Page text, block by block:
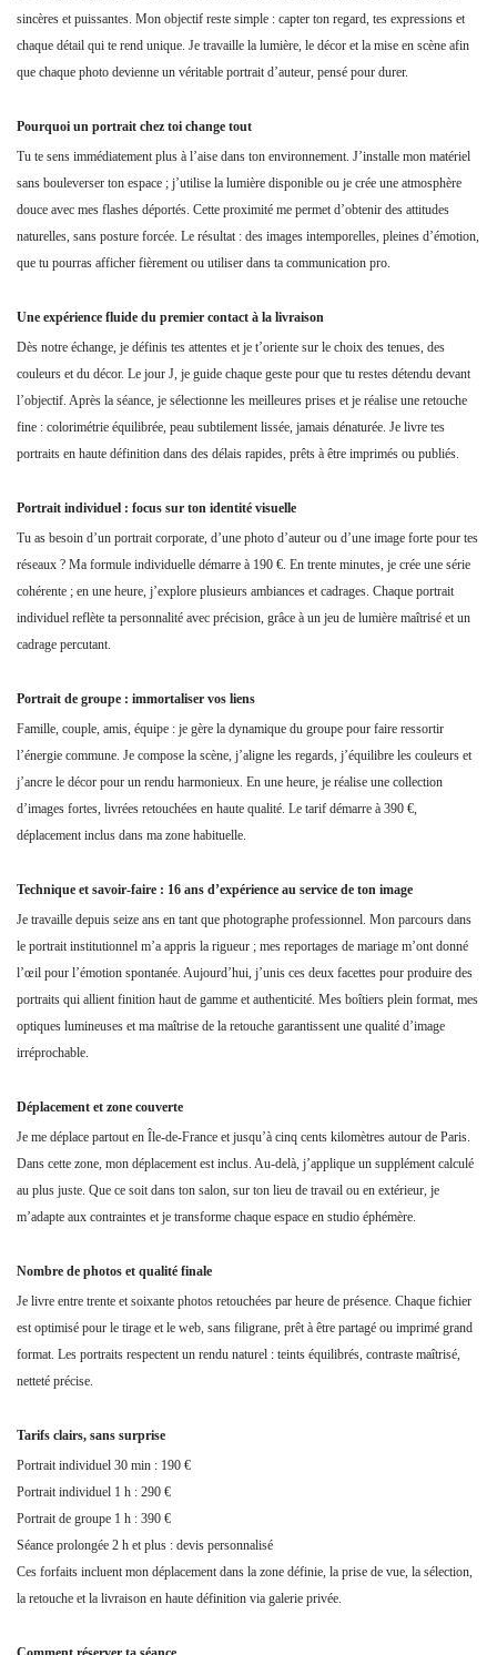
sincères et puissantes. Mon objectif reste simple : capter ton regard, tes expressions et
chaque détail qui te rend unique. Je travaille la lumière, le décor et la mise en scène afin
que chaque photo devienne un véritable portrait d’auteur, pensé pour durer.
Pourquoi un portrait chez toi change tout
Tu te sens immédiatement plus à l’aise dans ton environnement. J’installe mon matériel
sans bouleverser ton espace ; j’utilise la lumière disponible ou je crée une atmosphère
douce avec mes flashes déportés. Cette proximité me permet d’obtenir des attitudes
naturelles, sans posture forcée. Le résultat : des images intemporelles, pleines d’émotion,
que tu pourras afficher fièrement ou utiliser dans ta communication pro.
Une expérience fluide du premier contact à la livraison
Dès notre échange, je définis tes attentes et je t’oriente sur le choix des tenues, des
couleurs et du décor. Le jour J, je guide chaque geste pour que tu restes détendu devant
l’objectif. Après la séance, je sélectionne les meilleures prises et je réalise une retouche
fine : colorimétrie équilibrée, peau subtilement lissée, jamais dénaturée. Je livre tes
portraits en haute définition dans des délais rapides, prêts à être imprimés ou publiés.
Portrait individuel : focus sur ton identité visuelle
Tu as besoin d’un portrait corporate, d’une photo d’auteur ou d’une image forte pour tes
réseaux ? Ma formule individuelle démarre à 190 €. En trente minutes, je crée une série
cohérente ; en une heure, j’explore plusieurs ambiances et cadrages. Chaque portrait
individuel reflète ta personnalité avec précision, grâce à un jeu de lumière maîtrisé et un
cadrage percutant.
Portrait de groupe : immortaliser vos liens
Famille, couple, amis, équipe : je gère la dynamique du groupe pour faire ressortir
l’énergie commune. Je compose la scène, j’aligne les regards, j’équilibre les couleurs et
j’ancre le décor pour un rendu harmonieux. En une heure, je réalise une collection
d’images fortes, livrées retouchées en haute qualité. Le tarif démarre à 390 €,
déplacement inclus dans ma zone habituelle.
Technique et savoir-faire : 16 ans d’expérience au service de ton image
Je travaille depuis seize ans en tant que photographe professionnel. Mon parcours dans
le portrait institutionnel m’a appris la rigueur ; mes reportages de mariage m’ont donné
l’œil pour l’émotion spontanée. Aujourd’hui, j’unis ces deux facettes pour produire des
portraits qui allient finition haut de gamme et authenticité. Mes boîtiers plein format, mes
optiques lumineuses et ma maîtrise de la retouche garantissent une qualité d’image
irréprochable.
Déplacement et zone couverte
Je me déplace partout en Île-de-France et jusqu’à cinq cents kilomètres autour de Paris.
Dans cette zone, mon déplacement est inclus. Au-delà, j’applique un supplément calculé
au plus juste. Que ce soit dans ton salon, sur ton lieu de travail ou en extérieur, je
m’adapte aux contraintes et je transforme chaque espace en studio éphémère.
Nombre de photos et qualité finale
Je livre entre trente et soixante photos retouchées par heure de présence. Chaque fichier
est optimisé pour le tirage et le web, sans filigrane, prêt à être partagé ou imprimé grand
format. Les portraits respectent un rendu naturel : teints équilibrés, contraste maîtrisé,
netteté précise.
Tarifs clairs, sans surprise
Portrait individuel 30 min : 190 €
Portrait individuel 1 h : 290 €
Portrait de groupe 1 h : 390 €
Séance prolongée 2 h et plus : devis personnalisé
Ces forfaits incluent mon déplacement dans la zone définie, la prise de vue, la sélection,
la retouche et la livraison en haute définition via galerie privée.